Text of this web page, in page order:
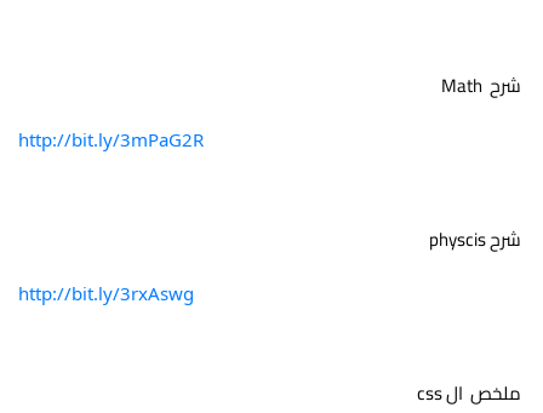
http://bit.ly/3mPaG2R
http://bit.ly/3rxAswg